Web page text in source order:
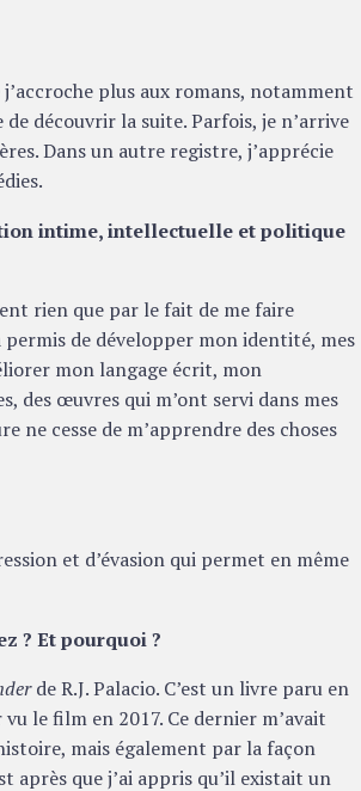
plus aux romans, notamment
découvrir la suite. Parfois, je n’arrive
Dans un autre registre, j’apprécie
intime, intellectuelle et politique
rien que par le fait de me faire
de développer mon identité, mes
mon langage écrit, mon
des œuvres qui m’ont servi dans mes
ne cesse de m’apprendre des choses
et d’évasion qui permet en même
? Et pourquoi ?
de R.J. Palacio. C’est un livre paru en
le film en 2017. Ce dernier m’avait
mais également par la façon
après que j’ai appris qu’il existait un